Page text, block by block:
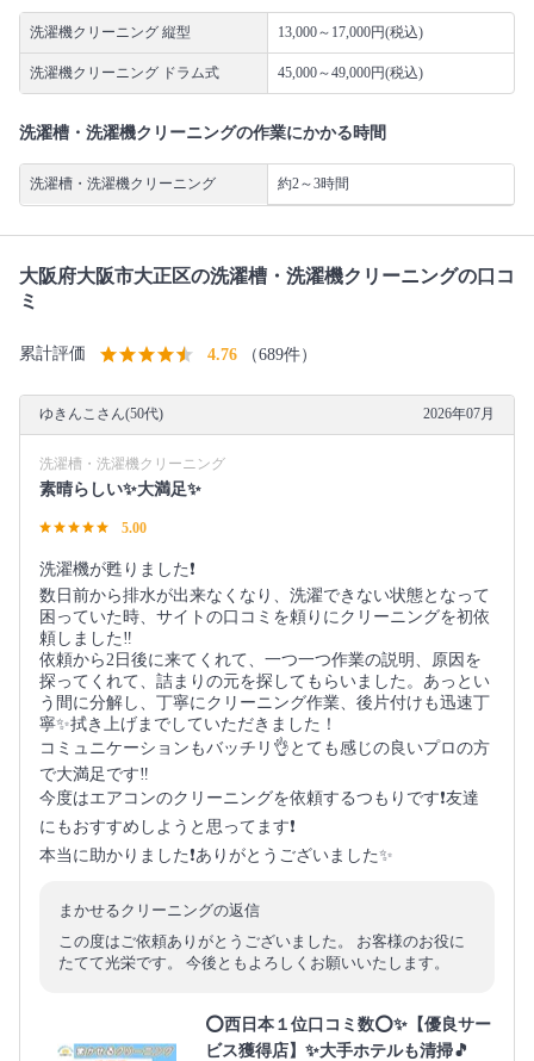
洗濯機クリーニング 縦型 13,000～17,000円(税込)
洗濯機クリーニング ドラム式 45,000～49,000円(税込)
洗濯槽・洗濯機クリーニングの作業にかかる時間
洗濯槽・洗濯機クリーニング 約2～3時間
大阪府大阪市大正区の洗濯槽・洗濯機クリーニングの口コ
ミ
累計評価 4.76 （689件）
ゆきんこさん(50代) 2026年07月
洗濯槽・洗濯機クリーニング
素晴らしい✨大満足✨
5.00
洗濯機が甦りました❗️
数日前から排水が出来なくなり、洗濯できない状態となって
困っていた時、サイトの口コミを頼りにクリーニングを初依
頼しました‼️
依頼から2日後に来てくれて、一つ一つ作業の説明、原因を
探ってくれて、詰まりの元を探してもらいました。あっとい
う間に分解し、丁寧にクリーニング作業、後片付けも迅速丁
寧✨拭き上げまでしていただきました！
コミュニケーションもバッチリ👌とても感じの良いプロの方
で大満足です‼️
今度はエアコンのクリーニングを依頼するつもりです❗️友達
にもおすすめしようと思ってます❗️
本当に助かりました❗️ありがとうございました✨
まかせるクリーニングの返信
この度はご依頼ありがとうございました。 お客様のお役に
たてて光栄です。 今後ともよろしくお願いいたします。
⭕西日本１位口コミ数⭕✨【優良サー
ビス獲得店】✨大手ホテルも清掃🎵